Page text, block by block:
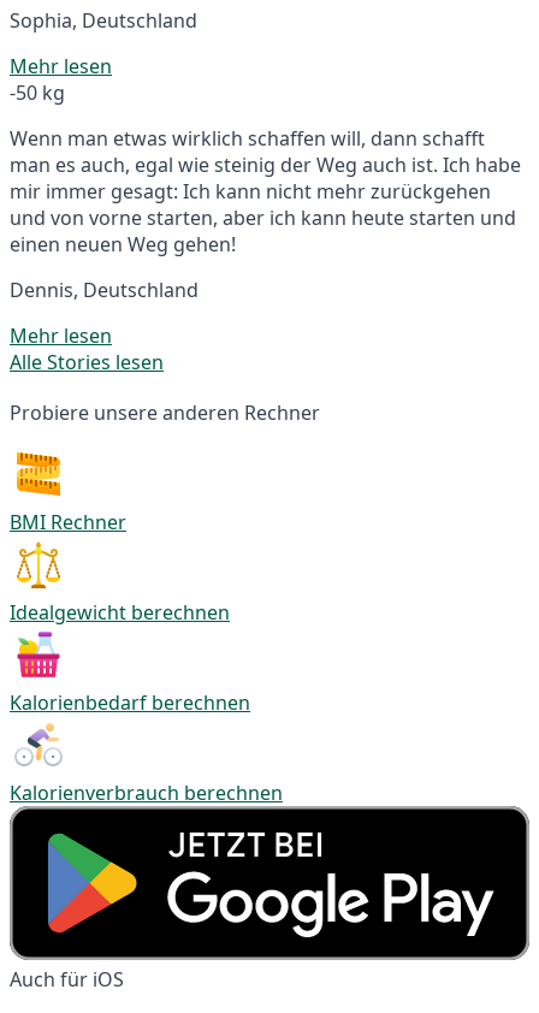
Sophia, Deutschland
Mehr lesen
-50 kg
Wenn man etwas wirklich schaffen will, dann schafft
man es auch, egal wie steinig der Weg auch ist. Ich habe
mir immer gesagt: Ich kann nicht mehr zurückgehen
und von vorne starten, aber ich kann heute starten und
einen neuen Weg gehen!
Dennis, Deutschland
Mehr lesen
Alle Stories lesen
Probiere unsere anderen Rechner
BMI Rechner
Idealgewicht berechnen
Kalorienbedarf berechnen
Kalorienverbrauch berechnen
Auch für iOS